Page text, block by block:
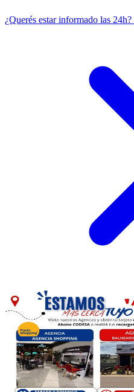
¿Querés estar informado las 24h?